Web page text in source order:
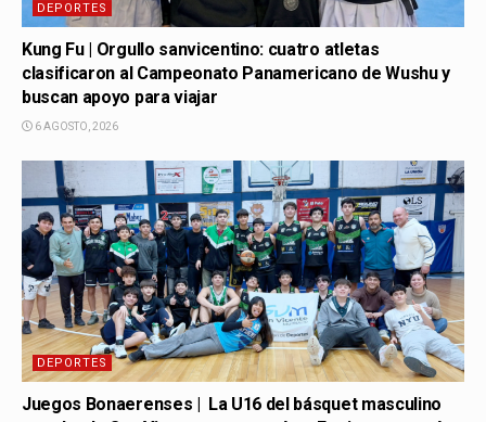
DEPORTES
Kung Fu | Orgullo sanvicentino: cuatro atletas
clasificaron al Campeonato Panamericano de Wushu y
buscan apoyo para viajar
6 AGOSTO, 2026
DEPORTES
Juegos Bonaerenses | La U16 del básquet masculino